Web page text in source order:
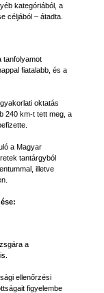
kategóriából, a
céljából – átadta.
tanfolyamot
fiatalabb, és a
oktatás
240 km-t tett meg, a
a Magyar
tantárgyból
illetve
a
ellenőrzési
figyelembe